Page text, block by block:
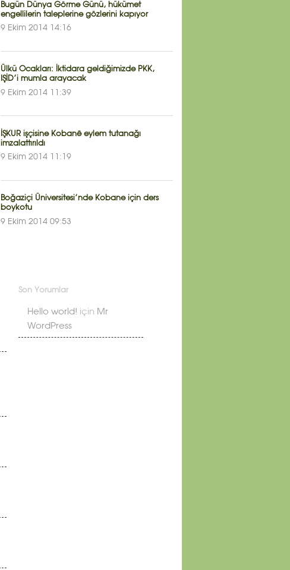
Bugün Dünya Görme Günü, hükümet
engellilerin taleplerine gözlerini kapıyor
9 Ekim 2014 14:16
Ülkü Ocakları: İktidara geldiğimizde PKK,
IŞİD’i mumla arayacak
9 Ekim 2014 11:39
İŞKUR işçisine Kobanê eylem tutanağı
imzalattırıldı
9 Ekim 2014 11:19
Boğaziçi Üniversitesi’nde Kobane için ders
boykotu
9 Ekim 2014 09:53
Son Yorumlar
Hello world! için Mr
WordPress